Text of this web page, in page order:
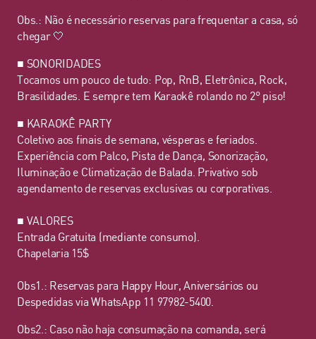
Obs.: Não é necessário reservas para frequentar a casa, só
chegar 🤍
■ SONORIDADES
Tocamos um pouco de tudo: Pop, RnB, Eletrônica, Rock,
Brasilidades. E sempre tem Karaokê rolando no 2° piso!
■ KARAOKÊ PARTY
Coletivo aos finais de semana, vésperas e feriados.
Experiência com Palco, Pista de Dança, Sonorização,
Iluminação e Climatização de Balada. Privativo sob
agendamento de reservas exclusivas ou corporativas.
■ VALORES
Entrada Gratuita (mediante consumo).
Chapelaria 15$
Obs1.: Reservas para Happy Hour, Aniversários ou
Despedidas via WhatsApp 11 97982-5400.
Obs2.: Caso não haja consumação na comanda, será